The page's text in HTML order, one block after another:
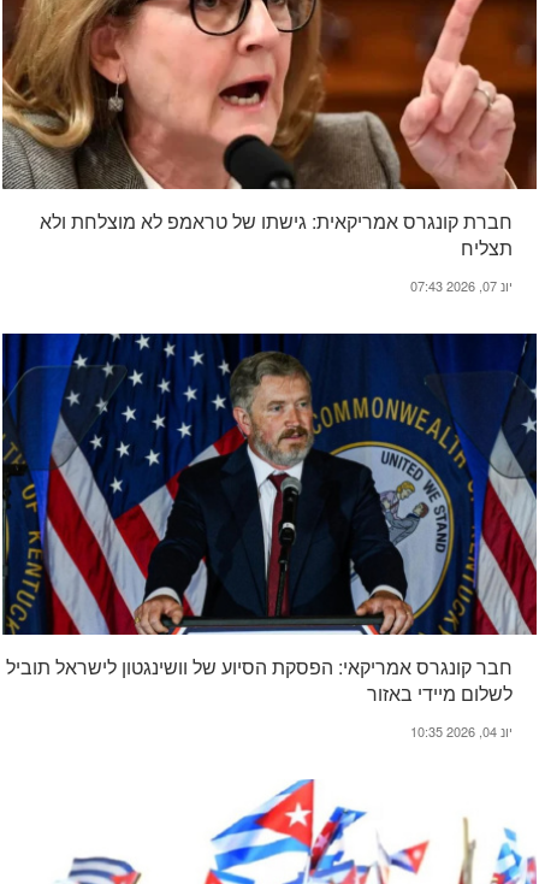
חברת קונגרס אמריקאית: גישתו של טראמפ לא מוצלחת ולא
תצליח
יונ 07, 2026 07:43
חבר קונגרס אמריקאי: הפסקת הסיוע של וושינגטון לישראל תוביל
לשלום מיידי באזור
יונ 04, 2026 10:35